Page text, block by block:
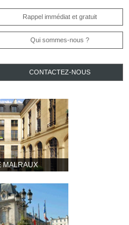
Rappel immédiat et gratuit
Qui sommes-nous ?
CONTACTEZ-NOUS
MALRAUX